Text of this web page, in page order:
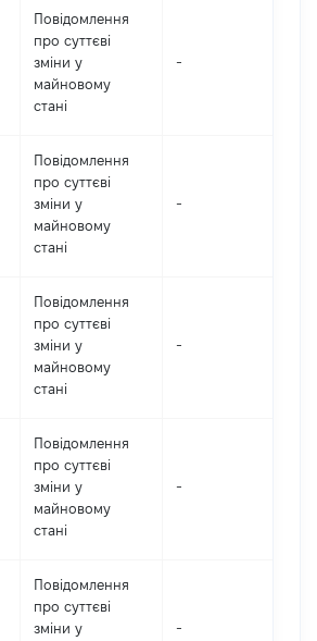
Повідомлення
про суттєві
зміни y
майновому
стані
-
Повідомлення
про суттєві
зміни y
майновому
стані
-
Повідомлення
про суттєві
зміни y
майновому
стані
-
Повідомлення
про суттєві
зміни y
майновому
стані
-
Повідомлення
про суттєві
зміни y
-